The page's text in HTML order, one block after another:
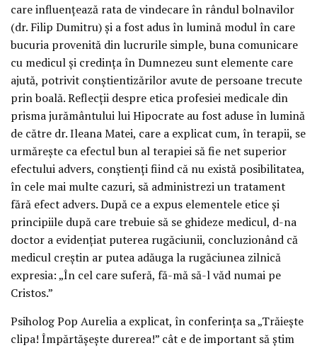
care influențează rata de vindecare în rândul bolnavilor
(dr. Filip Dumitru) și a fost adus în lumină modul în care
bucuria provenită din lucrurile simple, buna comunicare
cu medicul și credința în Dumnezeu sunt elemente care
ajută, potrivit conștientizărilor avute de persoane trecute
prin boală. Reflecții despre etica profesiei medicale din
prisma jurământului lui Hipocrate au fost aduse în lumină
de către dr. Ileana Matei, care a explicat cum, în terapii, se
urmărește ca efectul bun al terapiei să fie net superior
efectului advers, conștienți fiind că nu există posibilitatea,
în cele mai multe cazuri, să administrezi un tratament
fără efect advers. După ce a expus elementele etice și
principiile după care trebuie să se ghideze medicul, d-na
doctor a evidențiat puterea rugăciunii, concluzionând că
medicul creștin ar putea adăuga la rugăciunea zilnică
expresia: „În cel care suferă, fă-mă să-l văd numai pe
Cristos.”
Psiholog Pop Aurelia a explicat, în conferința sa „Trăiește
clipa! Împărtășește durerea!” cât e de important să știm